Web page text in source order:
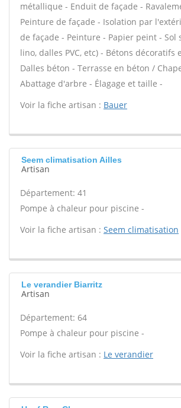
métallique - Enduit de façade -
Peinture de façade - Isolation par
de façade - Peinture - Papier peint - Sol
lino, dalles PVC, etc) - Bétons décoratifs
Dalles béton - Terrasse en béton /
Abattage d'arbre - Élagage et taille -
Voir la fiche artisan : Bauer
Seem climatisation Ailles
Artisan
Département: 41
Pompe à chaleur pour piscine -
Voir la fiche artisan : Seem climatisation
Le verandier Biarritz
Artisan
Département: 64
Pompe à chaleur pour piscine -
Voir la fiche artisan : Le verandier